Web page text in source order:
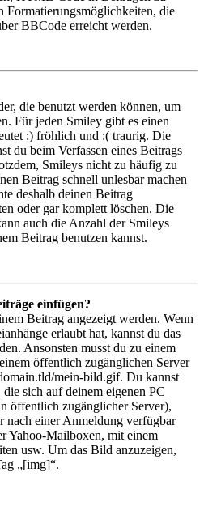
Formatierungsmöglichkeiten, die
BBCode erreicht werden.
die benutzt werden können, um
Für jeden Smiley gibt es einen
:) fröhlich und :( traurig. Die
du beim Verfassen eines Beitrags
Smileys nicht zu häufig zu
Beitrag schnell unlesbar machen
deshalb deinen Beitrag
oder gar komplett löschen. Die
auch die Anzahl der Smileys
Beitrag benutzen kannst.
einfügen?
Beitrag angezeigt werden. Wenn
erlaubt hat, kannst du das
Ansonsten musst du zu einem
öffentlich zugänglichen Server
mein-bild.gif. Du kannst
sich auf deinem eigenen PC
öffentlich zugänglicher Server),
nach einer Anmeldung verfügbar
Yahoo-Mailboxen, mit einem
usw. Um das Bild anzuzeigen,
„[img]“.